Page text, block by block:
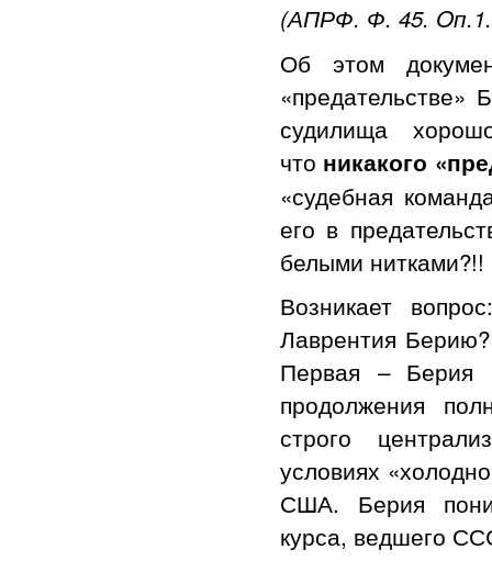
(АПРФ. Ф. 45. Oп.1.
Об этом
«предательстве»
судилища
что никакого
«судебная
его в
белыми нитками?!!
Возникает
Лаврентия
Первая – Берия
продолжения
строго
условиях
США. Берия
курса, ведшего